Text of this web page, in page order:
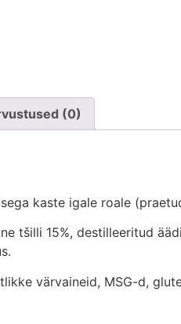
(0)
kaste igale roale
tšilli 15%, destilleeritud
värvaineid, MSG-d,